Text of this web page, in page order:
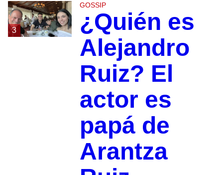
3
GOSSIP
¿Quién es
Alejandro
Ruiz? El
actor es
papá de
Arantza